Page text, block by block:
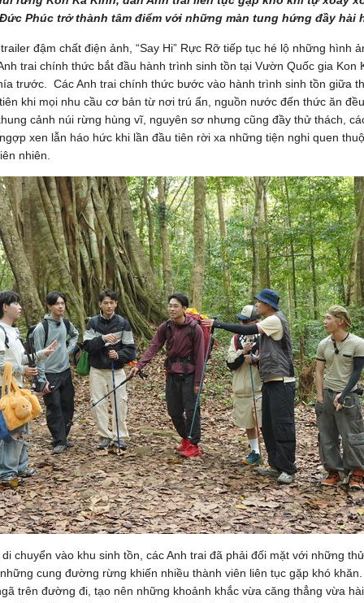
Phúc trở thành tâm điểm với những màn tung hứng đầy hài
đậm chất điện ảnh, “Say Hi” Rực Rỡ tiếp tục hé lộ những hình
trai chính thức bắt đầu hành trình sinh tồn tại Vườn Quốc gia Kon
trước. Các Anh trai chính thức bước vào hành trình sinh tồn giữa
khi mọi nhu cầu cơ bản từ nơi trú ẩn, nguồn nước đến thức ăn
cảnh núi rừng hùng vĩ, nguyên sơ nhưng cũng đầy thử thách,
xen lẫn háo hức khi lần đầu tiên rời xa những tiện nghi quen
nhiên.
chuyển vào khu sinh tồn, các Anh trai đã phải đối mặt với những
cung đường rừng khiến nhiều thành viên liên tục gặp khó khăn.
trên đường đi, tạo nên những khoảnh khắc vừa căng thẳng vừa